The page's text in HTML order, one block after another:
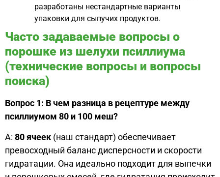
разработаны нестандартные варианты
упаковки для сыпучих продуктов.
Часто задаваемые вопросы о
порошке из шелухи псиллиума
(технические вопросы и вопросы
поиска)
Вопрос 1: В чем разница в рецептуре между
псиллиумом 80 и 100 меш?
A: 80 ячеек (наш стандарт) обеспечивает
превосходный баланс дисперсности и скорости
гидратации. Она идеально подходит для выпечки